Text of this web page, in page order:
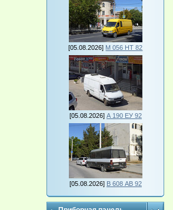
[05.08.2026] М 056 НТ 82
[05.08.2026] А 190 ЕУ 92
[05.08.2026] В 608 АВ 92